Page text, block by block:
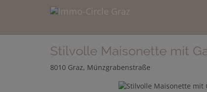
Stilvolle Maisonette mit
8010 Graz, Münzgrabenstraße